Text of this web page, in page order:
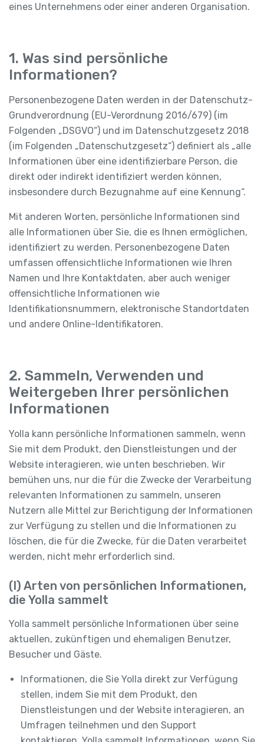
eines Unternehmens oder einer anderen Organisation.
1. Was sind persönliche
Informationen?
Personenbezogene Daten werden in der Datenschutz-
Grundverordnung (EU-Verordnung 2016/679) (im
Folgenden „DSGVO“) und im Datenschutzgesetz 2018
(im Folgenden „Datenschutzgesetz“) definiert als „alle
Informationen über eine identifizierbare Person, die
direkt oder indirekt identifiziert werden können,
insbesondere durch Bezugnahme auf eine Kennung“.
Mit anderen Worten, persönliche Informationen sind
alle Informationen über Sie, die es Ihnen ermöglichen,
identifiziert zu werden. Personenbezogene Daten
umfassen offensichtliche Informationen wie Ihren
Namen und Ihre Kontaktdaten, aber auch weniger
offensichtliche Informationen wie
Identifikationsnummern, elektronische Standortdaten
und andere Online-Identifikatoren.
2. Sammeln, Verwenden und
Weitergeben Ihrer persönlichen
Informationen
Yolla kann persönliche Informationen sammeln, wenn
Sie mit dem Produkt, den Dienstleistungen und der
Website interagieren, wie unten beschrieben. Wir
bemühen uns, nur die für die Zwecke der Verarbeitung
relevanten Informationen zu sammeln, unseren
Nutzern alle Mittel zur Berichtigung der Informationen
zur Verfügung zu stellen und die Informationen zu
löschen, die für die Zwecke, für die Daten verarbeitet
werden, nicht mehr erforderlich sind.
(I) Arten von persönlichen Informationen,
die Yolla sammelt
Yolla sammelt persönliche Informationen über seine
aktuellen, zukünftigen und ehemaligen Benutzer,
Besucher und Gäste.
Informationen, die Sie Yolla direkt zur Verfügung
stellen, indem Sie mit dem Produkt, den
Dienstleistungen und der Website interagieren, an
Umfragen teilnehmen und den Support